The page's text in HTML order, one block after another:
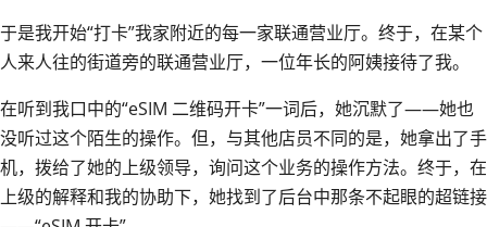
于是我开始“打卡”我家附近的每一家联通营业厅。终于，在某个
人来人往的街道旁的联通营业厅，一位年长的阿姨接待了我。
在听到我口中的“eSIM 二维码开卡”一词后，她沉默了——她也
没听过这个陌生的操作。但，与其他店员不同的是，她拿出了手
机，拨给了她的上级领导，询问这个业务的操作方法。终于，在
上级的解释和我的协助下，她找到了后台中那条不起眼的超链接